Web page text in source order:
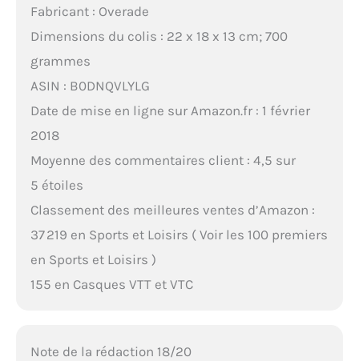
Fabricant : Overade
Dimensions du colis : 22 x 18 x 13 cm; 700
grammes
ASIN : B0DNQVLYLG
Date de mise en ligne sur Amazon.fr : 1 février
2018
Moyenne des commentaires client : 4,5 sur
5 étoiles
Classement des meilleures ventes d’Amazon :
37 219 en Sports et Loisirs ( Voir les 100 premiers
en Sports et Loisirs )
155 en Casques VTT et VTC
Note de la rédaction 18/20